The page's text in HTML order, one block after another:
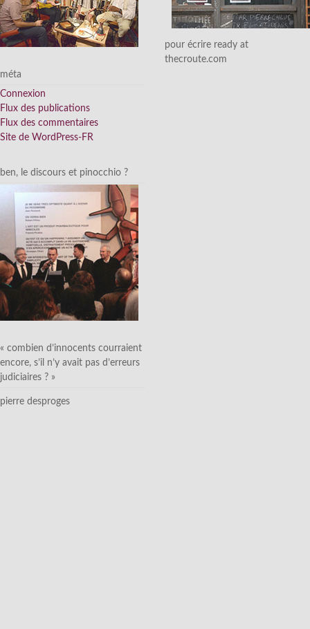
méta
Connexion
Flux des publications
Flux des commentaires
Site de WordPress-FR
ben, le discours et pinocchio ?
« combien d’innocents courraient
encore, s’il n’y avait pas d’erreurs
judiciaires ? »
pierre desproges
pour écrire ready at
thecroute.com